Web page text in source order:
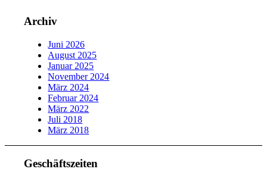
Archiv
Juni 2026
August 2025
Januar 2025
November 2024
März 2024
Februar 2024
März 2022
Juli 2018
März 2018
Geschäftszeiten